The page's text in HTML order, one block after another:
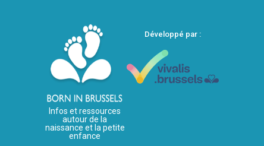
Infos et ressources
autour de la
naissance et la petite
enfance
Développé par :